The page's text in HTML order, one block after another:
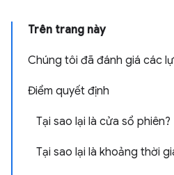
Trên trang này
Chúng tôi đã đánh giá các
Điểm quyết định
Tại sao lại là cửa sổ phiên?
Tại sao lại là khoảng thời